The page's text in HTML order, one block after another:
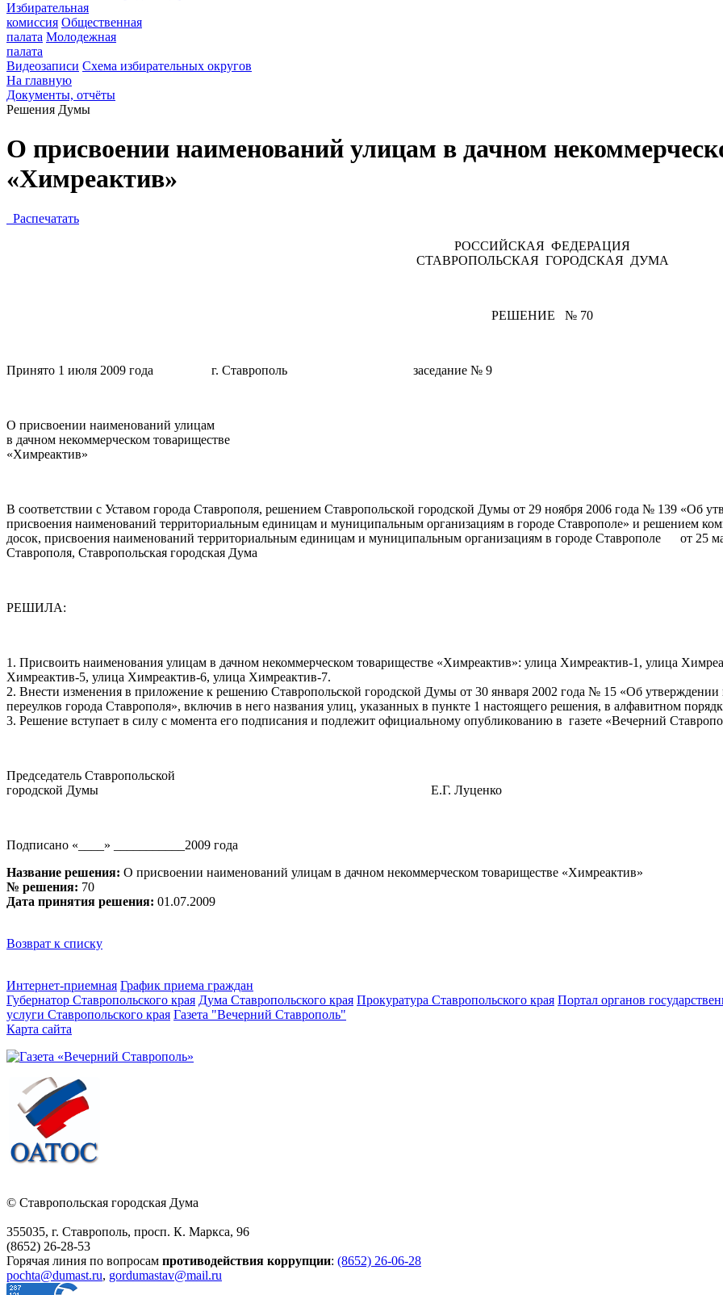
Избирательная
комиссия Общественная
палата Молодежная
палата
Видеозаписи Схема избирательных округов
На главную
Документы, отчёты
Решения Думы
О присвоении наименований улицам в дачном
«Химреактив»
Распечатать
РОССИЙСКАЯ ФЕДЕРАЦИЯ
СТАВРОПОЛЬСКАЯ ГОРОДСКАЯ ДУМА
РЕШЕНИЕ № 70
Принято 1 июля 2009 года г. Ставрополь заседание № 9
О присвоении наименований улицам
в дачном некоммерческом товариществе
«Химреактив»
В соответствии с Уставом города Ставрополя, решением Ставропольской городской Думы от 29 ноября 2006 года № 139 «Об
присвоения наименований территориальным единицам и муниципальным организациям в городе Ставрополе» и решением
досок, присвоения наименований территориальным единицам и муниципальным организациям в городе Ставрополе от 25
Ставрополя, Ставропольская городская Дума
РЕШИЛА:
1. Присвоить наименования улицам в дачном некоммерческом товариществе «Химреактив»: улица Химреактив-1, улица
Химреактив-5, улица Химреактив-6, улица Химреактив-7.
2. Внести изменения в приложение к решению Ставропольской городской Думы от 30 января 2002 года № 15 «Об
переулков города Ставрополя», включив в него названия улиц, указанных в пункте 1 настоящего решения, в алфавитном
3. Решение вступает в силу с момента его подписания и подлежит официальному опубликованию в газете «Вечерний
Председатель Ставропольской
городской Думы Е.Г. Луценко
Подписано «____» ___________2009 года
Название решения: О присвоении наименований улицам в дачном некоммерческом товариществе «Химреактив»
№ решения: 70
Дата принятия решения: 01.07.2009
Возврат к списку
Интернет-приемная График приема граждан
Губернатор Ставропольского края Дума Ставропольского края Прокуратура Ставропольского края Портал органов
услуги Ставропольского края Газета "Вечерний Ставрополь"
Карта сайта
© Ставропольская городская Дума
355035, г. Ставрополь, просп. К. Маркса, 96
(8652) 26-28-53
Горячая линия по вопросам противодействия коррупции: (8652) 26-06-28
pochta@dumast.ru, gordumastav@mail.ru